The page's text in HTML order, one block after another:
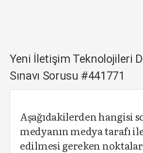
Yeni İletişim Teknolojileri
Sınavı Sorusu #441771
Aşağıdakilerden hangisi
medyanın medya tarafı
edilmesi gereken